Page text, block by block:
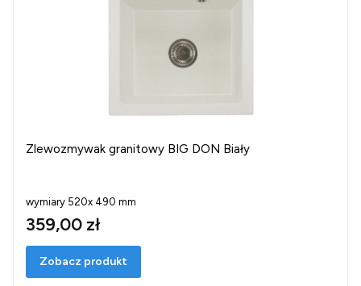
Zlewozmywak granitowy BIG DON Biały
wymiary 520x 490 mm
359,00 zł
Zobacz produkt